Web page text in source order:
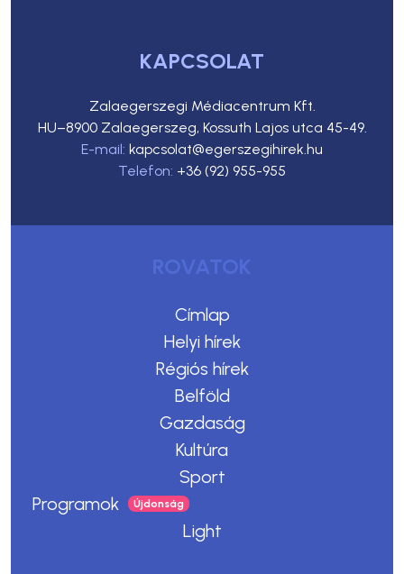
KAPCSOLAT
Zalaegerszegi Médiacentrum Kft.
HU–8900 Zalaegerszeg, Kossuth Lajos utca 45-49.
E-mail: kapcsolat@egerszegihirek.hu
Telefon: +36 (92) 955-955
ROVATOK
Címlap
Helyi hírek
Régiós hírek
Belföld
Gazdaság
Kultúra
Sport
Programok
Light